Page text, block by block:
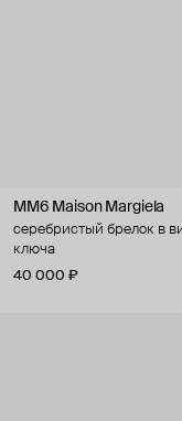
MM6 Maison Margiela
серебристый брелок в
ключа
40 000 ₽